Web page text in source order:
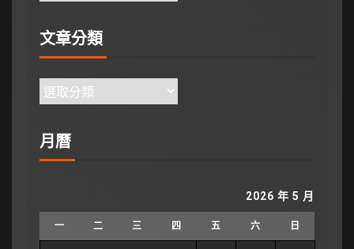
文章分類
月曆
2026 年 5 月
一 二 三 四 五 六 日